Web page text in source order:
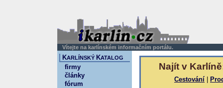
Vítejte na karlínském informačním portálu.
Najít v
Cestování
KARLÍNSKÝ KATALOG
firmy
články
fórum